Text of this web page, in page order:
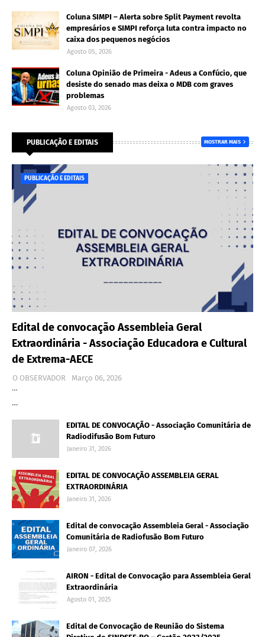
Coluna SIMPI – Alerta sobre Split Payment revolta
empresários e SIMPI reforça luta contra impacto no
caixa dos pequenos negócios
Agosto 05, 2026
Coluna Opinião de Primeira - Adeus a Confúcio, que
desiste do senado mas deixa o MDB com graves
problemas
Agosto 03, 2026
PUBLICAÇÃO E EDITAIS MOSTRAR MAIS
PUBLICAÇÃO E EDITAIS
Edital de convocação Assembleia Geral
Extraordinária - Associação Educadora e Cultural
de Extrema-AECE
O OBSERVADOR
Março 06, 2026
…
…
EDITAL DE CONVOCAÇÃO - Associação Comunitária de
Radiodifusão Bom Futuro
Janeiro 31, 2026
EDITAL DE CONVOCAÇÃO ASSEMBLEIA GERAL
EXTRAORDINÁRIA
Janeiro 31, 2026
Edital de convocação Assembleia Geral - Associação
Comunitária de Radiofusão Bom Futuro
Janeiro 07, 2026
AIRON - Edital de Convocação para Assembleia Geral
Extraordinária
Agosto 01, 2025
Edital de Convocação de Reunião do Sistema